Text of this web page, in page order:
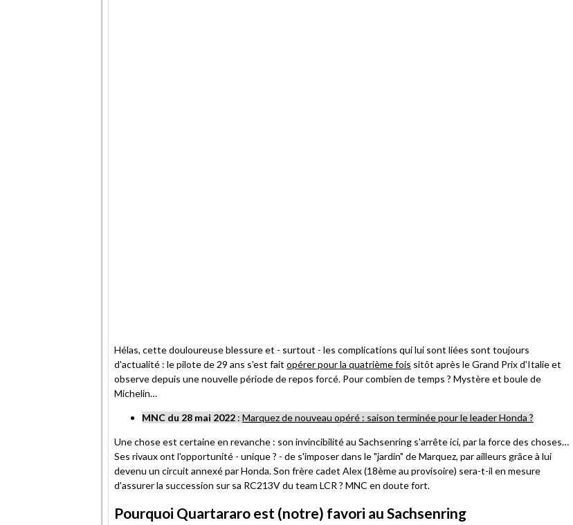
Hélas, cette douloureuse blessure et - surtout - les complications qui lui sont liées sont toujours
d'actualité : le pilote de 29 ans s'est fait opérer pour la quatrième fois sitôt après le Grand Prix d'Italie et
observe depuis une nouvelle période de repos forcé. Pour combien de temps ? Mystère et boule de
Michelin…
MNC du 28 mai 2022 : Marquez de nouveau opéré : saison terminée pour le leader Honda ?
Une chose est certaine en revanche : son invincibilité au Sachsenring s'arrête ici, par la force des choses…
Ses rivaux ont l'opportunité - unique ? - de s'imposer dans le "jardin" de Marquez, par ailleurs grâce à lui
devenu un circuit annexé par Honda. Son frère cadet Alex (18ème au provisoire) sera-t-il en mesure
d'assurer la succession sur sa RC213V du team LCR ? MNC en doute fort.
Pourquoi Quartararo est (notre) favori au Sachsenring